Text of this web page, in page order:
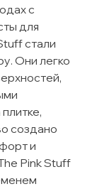
с
для
стали
Они легко
создано
и
Pink Stuff